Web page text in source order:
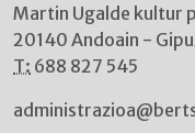
Martin Ugalde kultur
20140 Andoain -
T: 688 827 545